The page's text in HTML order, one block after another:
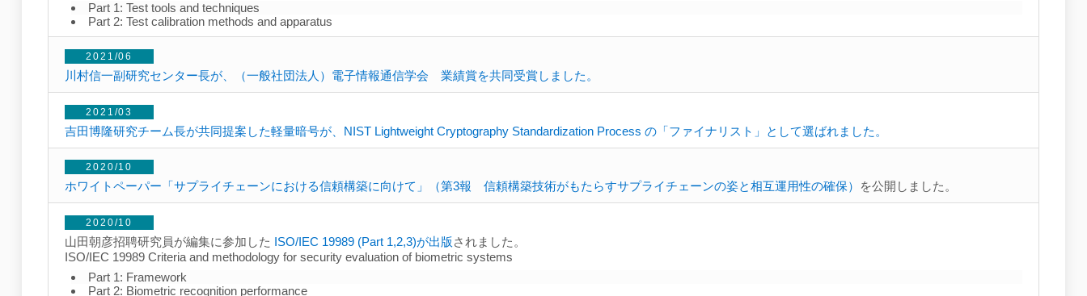
Part 1: Test tools and techniques
Part 2: Test calibration methods and apparatus
2021/06
川村信一副研究センター長が、（一般社団法人）電子情報通信学会 業績賞を共同受賞しました。
2021/03
吉田博隆研究チーム長が共同提案した軽量暗号が、NIST Lightweight Cryptography Standardization Process の「ファイナリスト」として選ばれました。
2020/10
ホワイトペーパー「サプライチェーンにおける信頼構築に向けて」（第3報 信頼構築技術がもたらすサプライチェーンの姿と相互運用性の確保） を公開しました。
2020/10
山田朝彦招聘研究員が編集に参加した ISO/IEC 19989 (Part 1,2,3)が出版されました。
ISO/IEC 19989 Criteria and methodology for security evaluation of biometric systems
Part 1: Framework
Part 2: Biometric recognition performance